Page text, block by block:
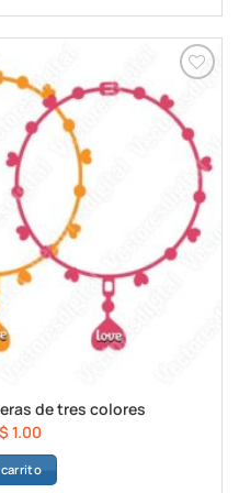
8.00.$ 1.00.
de tres colores
El
$ 1.00El
precio
actual
carrito